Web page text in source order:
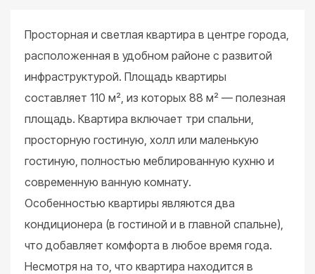
Просторная и светлая квартира в центре города,
расположенная в удобном районе с развитой
инфраструктурой. Площадь квартиры
составляет 110 м², из которых 88 м² — полезная
площадь. Квартира включает три спальни,
просторную гостиную, холл или маленькую
гостиную, полностью меблированную кухню и
современную ванную комнату.
Особенностью квартиры являются два
кондиционера (в гостиной и в главной спальне),
что добавляет комфорта в любое время года.
Несмотря на то, что квартира находится в